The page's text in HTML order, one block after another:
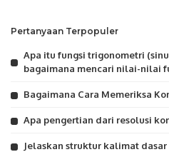
Pertanyaan Terpopuler
Apa itu fungsi trigonometri
bagaimana mencari nilai-nilai
Bagaimana Cara Memeriksa
Apa pengertian dari resolusi
Jelaskan struktur kalimat